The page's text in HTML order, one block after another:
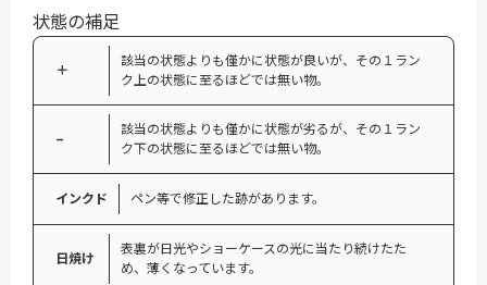
状態の補足
＋
該当の状態よりも僅かに状態が良いが、その１ラン
ク上の状態に至るほどでは無い物。
−
該当の状態よりも僅かに状態が劣るが、その１ラン
ク下の状態に至るほどでは無い物。
インクド ペン等で修正した跡があります。
日焼け
表裏が日光やショーケースの光に当たり続けたた
め、薄くなっています。